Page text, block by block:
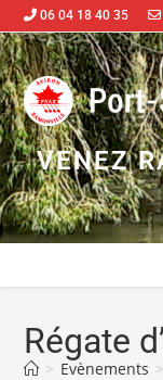
06 04 18 40 35
VENEZ
Régate
> Evènements >